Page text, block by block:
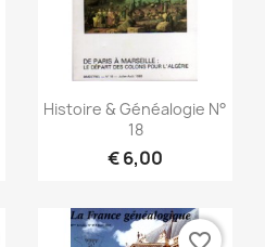
Snel bekijken
Histoire & Généalogie N°
18
€ 6,00